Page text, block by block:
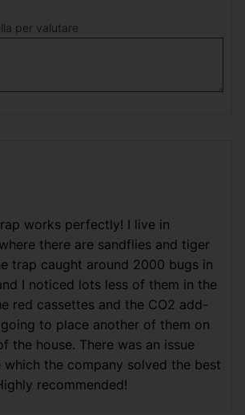
per valutare
works perfectly! I live in
there are sandflies and tiger
trap caught around 2000 bugs in
I noticed lots less of them in the
red cassettes and the CO2 add-
to place another of them on
the house. There was an issue
the company solved the best
recommended!